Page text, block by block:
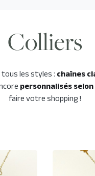
Colliers
les styles :chaînes
personnalisés
faire votre shopping !